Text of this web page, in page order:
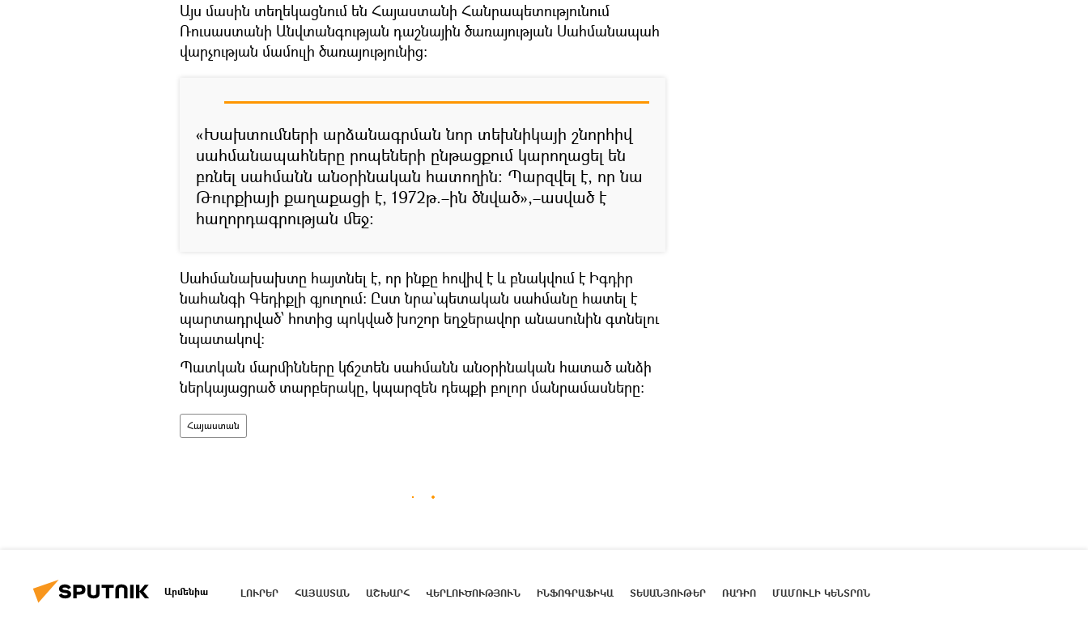
Այս մասին տեղեկացնում են Հայաստանի Հանրապետությունում
Ռուսաստանի Անվտանգության դաշնային ծառայության Սահմանապահ
վարչության մամուլի ծառայությունից:
«Խախտումների արձանագրման նոր տեխնիկայի շնորհիվ
սահմանապահները րոպեների ընթացքում կարողացել են
բռնել սահմանն անօրինական հատողին։ Պարզվել է, որ նա
Թուրքիայի քաղաքացի է, 1972թ.–ին ծնված»,–ասված է
հաղորդագրության մեջ։
Սահմանախախտը հայտնել է, որ ինքը հովիվ է և բնակվում է Իգդիր
նահանգի Գեդիքլի գյուղում: Ըստ նրա`պետական սահմանը հատել է
պարտադրված՝ հոտից պոկված խոշոր եղջերավոր անասունին գտնելու
նպատակով:
Պատկան մարմինները կճշտեն սահմանն անօրինական հատած անձի
ներկայացրած տարբերակը, կպարզեն դեպքի բոլոր մանրամասները:
Հայաստան
Արմենիա ԼՈՒՐԵՐ ՀԱՅԱՍՏԱՆ ԱՇԽԱՐՀ ՎԵՐԼՈՒԾՈՒԹՅՈՒՆ ԻՆՖՈԳՐԱՖԻԿԱ ՏԵՍԱՆՅՈՒԹԵՐ ՌԱԴԻՈ ՄԱՄՈՒԼԻ ԿԵՆՏՐՈՆ